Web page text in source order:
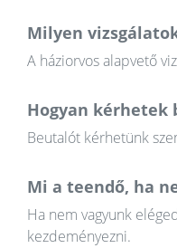
Milyen
A háziorvos alapvető
Hogyan kérhetek
Beutalót kérhetünk
Mi a teendő, ha
Ha nem vagyunk
kezdeményezni.